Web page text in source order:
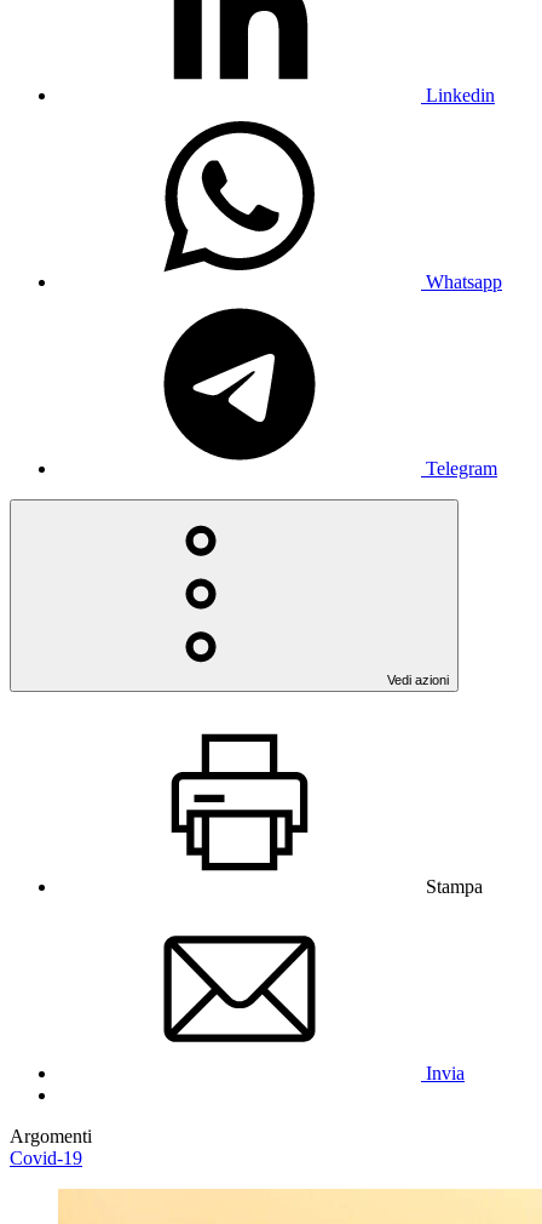
Linkedin
Whatsapp
Telegram
Vedi azioni
Stampa
Invia
Argomenti
Covid-19